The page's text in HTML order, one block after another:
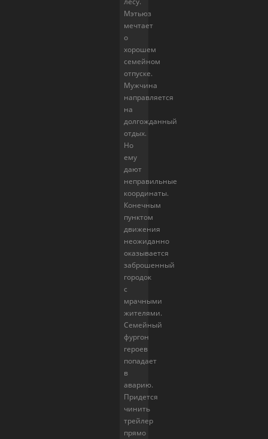
Мэтьюз
мечтает
о
хорошем
семейном
отпуске.
Мужчина
направляется
на
долгожданный
отдых.
Но
ему
дают
неправильные
координаты.
Конечным
пунктом
движения
неожиданно
оказывается
заброшенный
городок
с
мрачными
жителями.
Семейный
фургон
героев
попадает
в
аварию.
Придется
чинить
трейлер
прямо